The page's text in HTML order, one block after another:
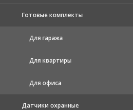
Готовые комплекты
Для гаража
Для квартиры
Для офиса
Датчики охранные